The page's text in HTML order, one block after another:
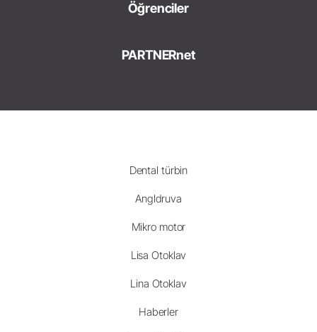
Öğrenciler
PARTNERnet
Dental türbin
Angldruva
Mikro motor
Lisa Otoklav
Lina Otoklav
Haberler